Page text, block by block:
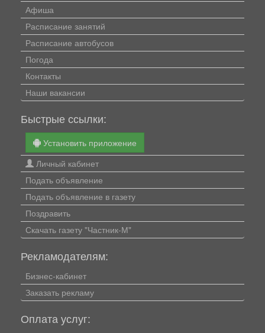
Афиша
Расписание занятий
Расписание автобусов
Погода
Контакты
Наши вакансии
Быстрые ссылки:
Установить приложение
Личный кабинет
Подать объявление
Подать объявление в газету
Поздравить
Скачать газету "Частник-М"
Рекламодателям:
Бизнес-кабинет
Заказать рекламу
Оплата услуг: